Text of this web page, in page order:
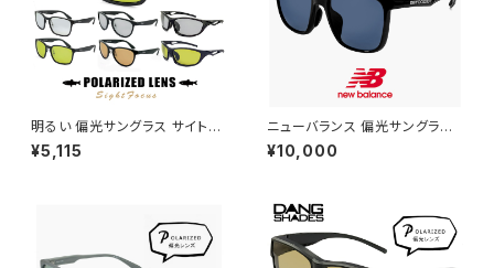
明るい 偏光サングラス サイトフ
ォーカス SF メンズ レディース
ユニセックス モデル スポーツサ
¥5,115
ニューバランス 偏光サングラス
nb08141x c01p 偏光 スポー
ツサングラス New Balance n
ウトドア スクエア 型 軽量 メン
ズ レディース ユニセックス モデ
ル ブランド ブラック フレーム 偏
光レンズ
¥10,000